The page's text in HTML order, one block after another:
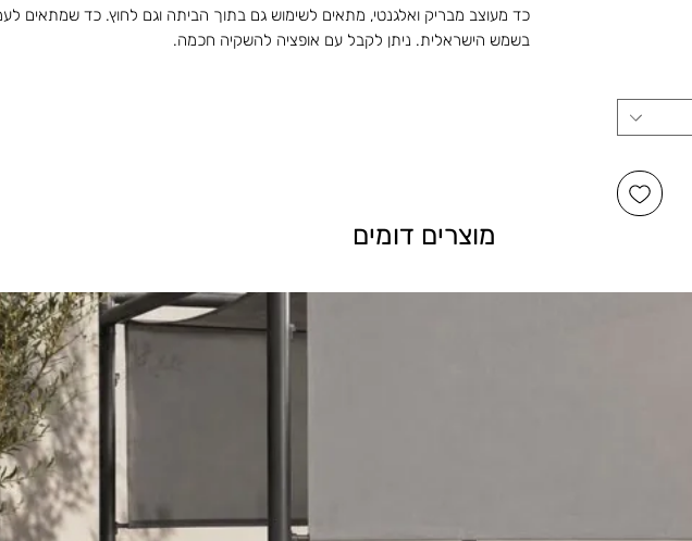
כד מעוצב מבריק ואלגנטי, מתאים לשימוש גם בתוך הביתה וגם לחוץ. כד שמתאים
בשמש הישראלית. ניתן לקבל עם אופציה להשקיה חכמה.
מוצרים דומים